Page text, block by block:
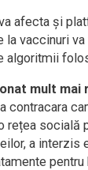
afecta și
la vaccinuri
algoritmii
mult mai
contracara
rețea socială
a interzis